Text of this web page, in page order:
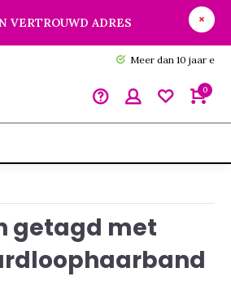
VERTROUWD ADRES
€ 25,00!
0
getagd met